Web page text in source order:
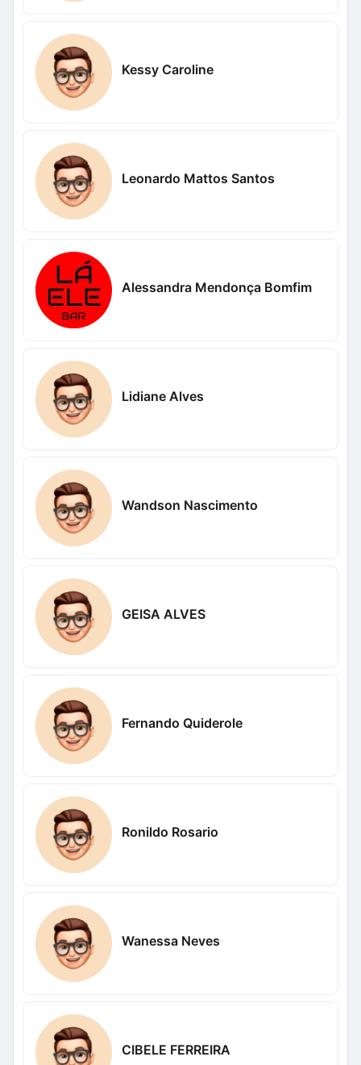
Kessy Caroline
Leonardo Mattos Santos
Alessandra Mendonça Bomfim
Lidiane Alves
Wandson Nascimento
GEISA ALVES
Fernando Quiderole
Ronildo Rosario
Wanessa Neves
CIBELE FERREIRA